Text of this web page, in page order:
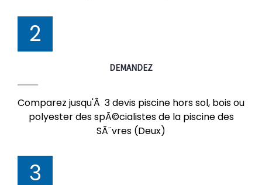
2
DEMANDEZ
Comparez jusqu'Ã 3 devis piscine hors sol, bois ou
polyester des spÃ©cialistes de la piscine des
SÃ¨vres (Deux)
3